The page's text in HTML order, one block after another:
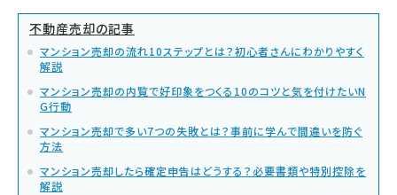
不動産売却の記事
マンション売却の流れ10ステップとは？初心者さんにわかりやすく
解説
マンション売却の内覧で好印象をつくる10のコツと気を付けたいN
G行動
マンション売却で多い7つの失敗とは？事前に学んで間違いを防ぐ
方法
マンション売却したら確定申告はどうする？必要書類や特別控除を
解説